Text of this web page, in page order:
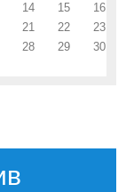
14 15
16
21 22
23
28 29
30